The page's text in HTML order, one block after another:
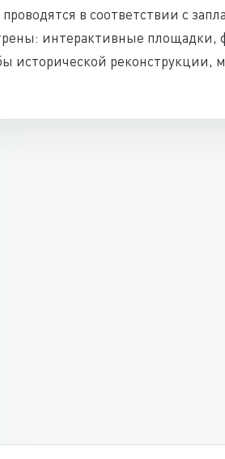
в соответствии с
интерактивные площадки,
исторической реконструкции,